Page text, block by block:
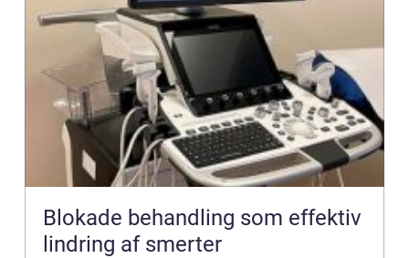
Blokade behandling som effektiv
lindring af smerter